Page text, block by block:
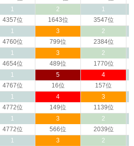
1
4357位
2
1643位
1
3547位
1
4760位
3
799位
2
2384位
1
4654位
3
489位
2
1770位
1
4767位
5
16位
4
157位
1
4772位
4
149位
3
1139位
1
4772位
3
566位
2
2039位
1
3
2